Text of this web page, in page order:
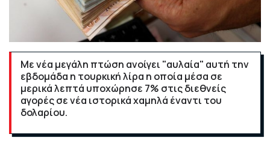
Με νέα μεγάλη πτώση ανοίγει "αυλαία" αυτή την
εβδομάδα η τουρκική λίρα η οποία μέσα σε
μερικά λεπτά υποχώρησε 7% στις διεθνείς
αγορές σε νέα ιστορικά χαμηλά έναντι του
δολαρίου.